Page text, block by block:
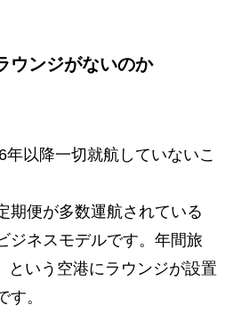
ウンジがないのか
以降一切就航していないこ
期便が多数運航されている
ジネスモデルです。年間旅
という空港にラウンジが設置
す。